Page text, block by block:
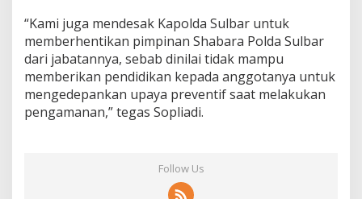
“Kami juga mendesak Kapolda Sulbar untuk
memberhentikan pimpinan Shabara Polda Sulbar
dari jabatannya, sebab dinilai tidak mampu
memberikan pendidikan kepada anggotanya untuk
mengedepankan upaya preventif saat melakukan
pengamanan,” tegas Sopliadi.
Follow Us